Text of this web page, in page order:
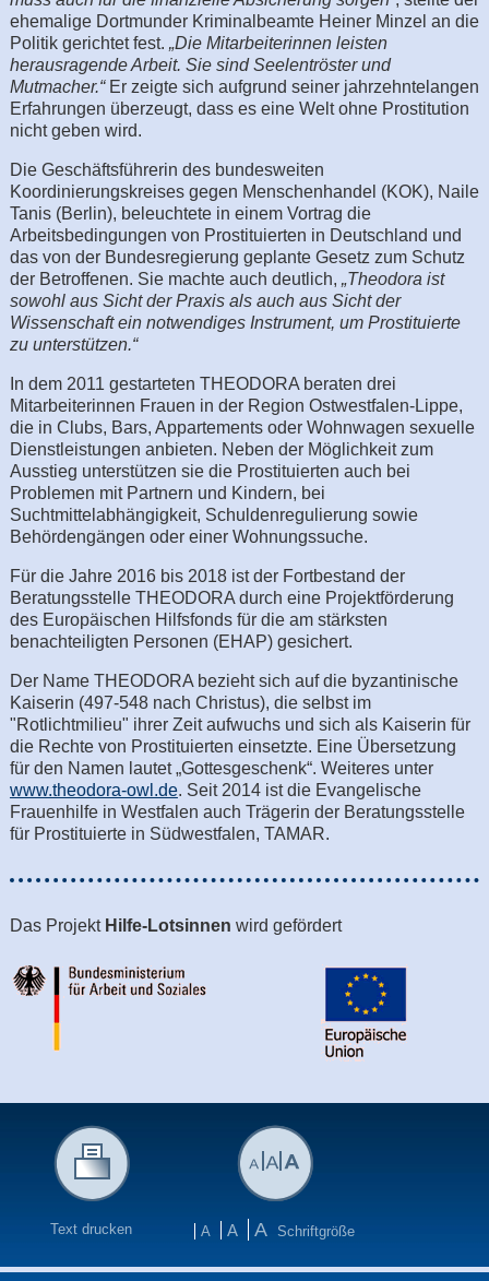
ehemalige Dortmunder Kriminalbeamte Heiner Minzel an die
Politik gerichtet fest. „Die Mitarbeiterinnen leisten
herausragende Arbeit. Sie sind Seelentröster und
Mutmacher.“Er zeigte sich aufgrund seiner jahrzehntelangen
Erfahrungen überzeugt, dass es eine Welt ohne Prostitution
nicht geben wird.
Die Geschäftsführerin des bundesweiten
Koordinierungskreises gegen Menschenhandel (KOK), Naile
Tanis (Berlin), beleuchtete in einem Vortrag die
Arbeitsbedingungen von Prostituierten in Deutschland und
das von der Bundesregierung geplante Gesetz zum Schutz
der Betroffenen. Sie machte auch deutlich, „Theodora ist
sowohl aus Sicht der Praxis als auch aus Sicht der
Wissenschaft ein notwendiges Instrument, um Prostituierte
zu unterstützen.“
In dem 2011 gestarteten THEODORA beraten drei
Mitarbeiterinnen Frauen in der Region Ostwestfalen-Lippe,
die in Clubs, Bars, Appartements oder Wohnwagen sexuelle
Dienstleistungen anbieten. Neben der Möglichkeit zum
Ausstieg unterstützen sie die Prostituierten auch bei
Problemen mit Partnern und Kindern, bei
Suchtmittelabhängigkeit, Schuldenregulierung sowie
Behördengängen oder einer Wohnungssuche.
Für die Jahre 2016 bis 2018 ist der Fortbestand der
Beratungsstelle THEODORA durch eine Projektförderung
des Europäischen Hilfsfonds für die am stärksten
benachteiligten Personen (EHAP) gesichert.
Der Name THEODORA bezieht sich auf die byzantinische
Kaiserin (497-548 nach Christus), die selbst im
"Rotlichtmilieu" ihrer Zeit aufwuchs und sich als Kaiserin für
die Rechte von Prostituierten einsetzte. Eine Übersetzung
für den Namen lautet „Gottesgeschenk“. Weiteres unter
www.theodora-owl.de. Seit 2014 ist die Evangelische
Frauenhilfe in Westfalen auch Trägerin der Beratungsstelle
für Prostituierte in Südwestfalen, TAMAR.
Das Projekt Hilfe-Lotsinnen wird gefördert
Text drucken A A A Schriftgröße